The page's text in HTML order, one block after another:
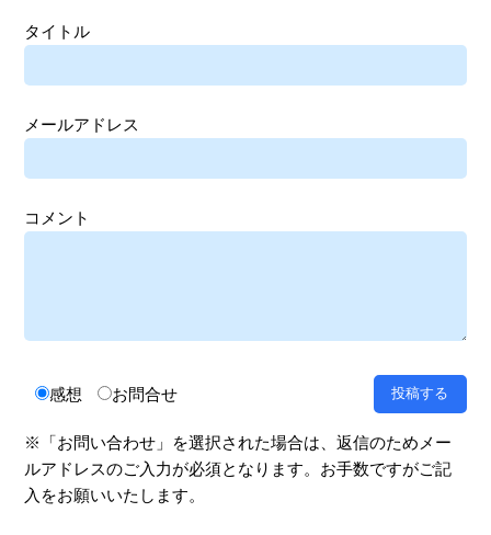
タイトル
メールアドレス
コメント
感想 お問合せ
※「お問い合わせ」を選択された場合は、返信のためメー
ルアドレスのご入力が必須となります。お手数ですがご記
入をお願いいたします。